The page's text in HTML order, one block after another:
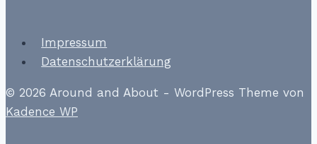
Impressum
Datenschutzerklärung
© 2026 Around and About - WordPress Theme von
Kadence WP